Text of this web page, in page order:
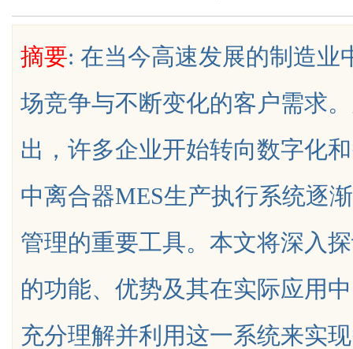
uz
摘要: 在当今高速发展的制造业
场竞争与不断变化的客户需求
出，许多企业开始转向数字化
中离合器MES生产执行系统逐
管理的重要工具。本文将深入
的功能、优势及其在实际应用
充分理解并利用这一系统来实
护航